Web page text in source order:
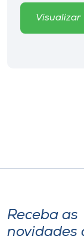
Museu
A-
Visualizar
Receba as
novidades